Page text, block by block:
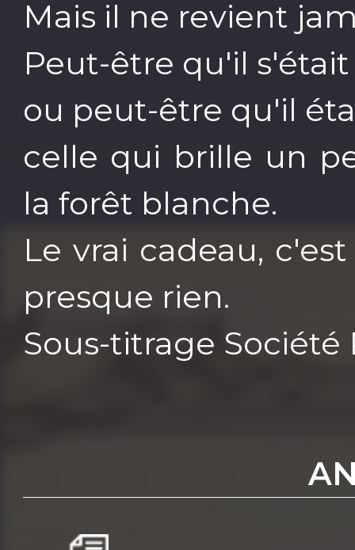
Mais il ne revient
Peut-être qu'il
ou peut-être qu'il
celle qui brille un
la forêt blanche.
Le vrai cadeau,
presque rien.
Sous-titrage Société